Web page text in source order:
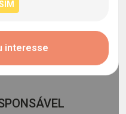
interesse